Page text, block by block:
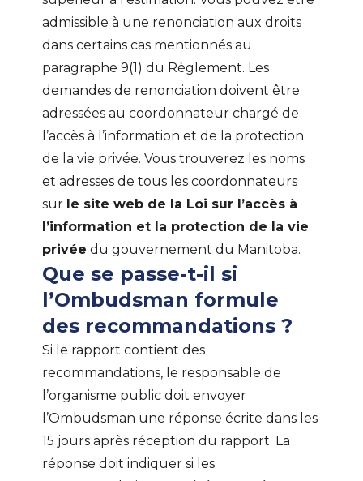
admissible à une renonciation aux droits
dans certains cas mentionnés au
paragraphe 9(1) du Règlement. Les
demandes de renonciation doivent être
adressées au coordonnateur chargé de
l’accès à l’information et de la protection
de la vie privée. Vous trouverez les noms
et adresses de tous les coordonnateurs
sur le site web de la Loi sur l’accès à
l’information et la protection de la vie
privée du gouvernement du Manitoba.
Que se passe-t-il si
l’Ombudsman formule
des recommandations ?
Si le rapport contient des
recommandations, le responsable de
l’organisme public doit envoyer
l’Ombudsman une réponse écrite dans les
15 jours après réception du rapport. La
réponse doit indiquer si les